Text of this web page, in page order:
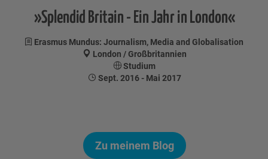
»Splendid Britain - Ein Jahr in London«
Erasmus Mundus: Journalism, Media and Globalisation
London / Großbritannien
Studium
Sept. 2016 - Mai 2017
Zu meinem Blog